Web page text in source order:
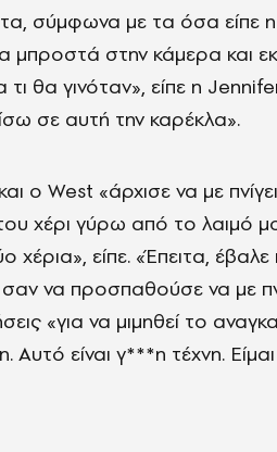
σύμφωνα με τα όσα είπε
μπροστά στην κάμερα και
θα γινόταν», είπε η
σε αυτή την καρέκλα».
ο West «άρχισε να με
χέρι γύρω από το λαιμό
χέρια», είπε. «Έπειτα,
να προσπαθούσε να με
«για να μιμηθεί το
Αυτό είναι γ***η τέχνη.